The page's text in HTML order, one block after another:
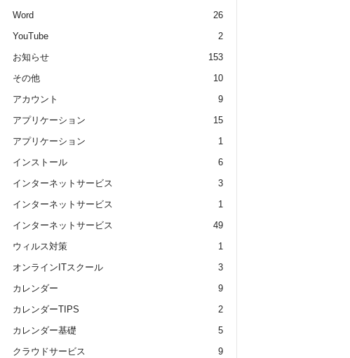
Word
26
YouTube
2
お知らせ
153
その他
10
アカウント
9
アプリケーション
15
アプリケーション
1
インストール
6
インターネットサービス
3
インターネットサービス
1
インターネットサービス
49
ウィルス対策
1
オンラインITスクール
3
カレンダー
9
カレンダーTIPS
2
カレンダー基礎
5
クラウドサービス
9